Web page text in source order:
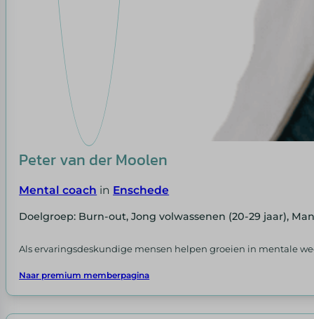
Peter van der Moolen
Mental coach in Enschede
Doelgroep: Burn-out, Jong volwassenen (20-29 jaar),
Als ervaringsdeskundige mensen helpen groeien in mentale
Naar premium memberpagina